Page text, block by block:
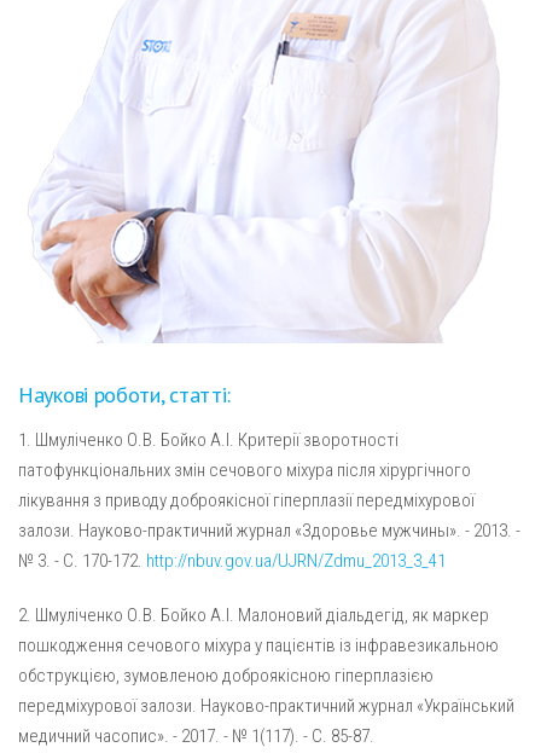
Наукові роботи, статті:
1. Шмуліченко О.В. Бойко А.І. Критерії зворотності
патофункціональних змін сечового міхура після хірургічного
лікування з приводу доброякісної гіперплазії передміхурової
залози. Науково-практичний журнал «Здоровье мужчины». - 2013. -
№ 3. - С. 170-172. http://nbuv.gov.ua/UJRN/Zdmu_2013_3_41
2. Шмуліченко О.В. Бойко А.І. Малоновий діальдегід, як маркер
пошкодження сечового міхура у пацієнтів із інфравезикальною
обструкцією, зумовленою доброякісною гіперплазією
передміхурової залози. Науково-практичний журнал «Український
медичний часопис». - 2017. - № 1(117). - С. 85-87.